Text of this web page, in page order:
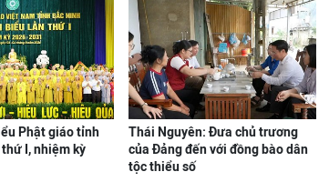
Phật giáo tỉnh
I, nhiệm kỳ
Thái Nguyên: Đưa chủ trương
của Đảng đến với đồng bào dân
tộc thiểu số